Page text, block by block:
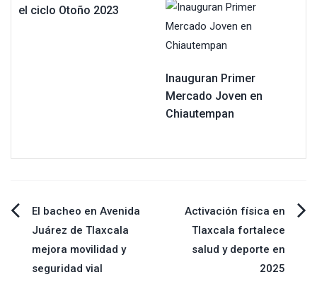
el ciclo Otoño 2023
Inauguran Primer
Mercado Joven en
Chiautempan
Navegación
de
entradas
El bacheo en Avenida
Juárez de Tlaxcala
mejora movilidad y
seguridad vial
Activación física en
Tlaxcala fortalece
salud y deporte en
2025